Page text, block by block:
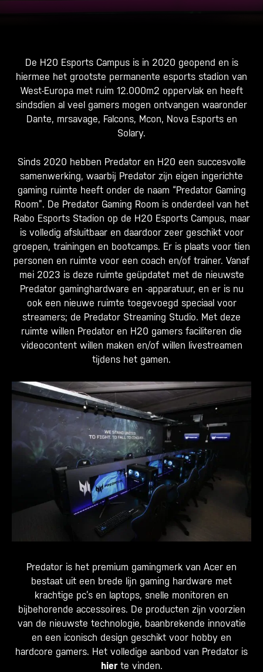
De H20 Esports Campus is in 2020 geopend en is
hiermee het grootste permanente esports stadion van
West-Europa met ruim 12.000m2 oppervlak en heeft
sindsdien al veel gamers mogen ontvangen waaronder
Dante, mrsavage, Falcons, Mcon, Nova Esports en
Solary.
Sinds 2020 hebben Predator en H20 een succesvolle
samenwerking, waarbij Predator zijn eigen ingerichte
gaming ruimte heeft onder de naam “Predator Gaming
Room”. De Predator Gaming Room is onderdeel van het
Rabo Esports Stadion op de H20 Esports Campus, maar
is volledig afsluitbaar en daardoor zeer geschikt voor
groepen, trainingen en bootcamps. Er is plaats voor tien
personen en ruimte voor een coach en/of trainer. Vanaf
mei 2023 is deze ruimte geüpdatet met de nieuwste
Predator gaminghardware en -apparatuur, en er is nu
ook een nieuwe ruimte toegevoegd speciaal voor
streamers; de Predator Streaming Studio. Met deze
ruimte willen Predator en H20 gamers faciliteren die
videocontent willen maken en/of willen livestreamen
tijdens het gamen.
Predator is het premium gamingmerk van Acer en
bestaat uit een brede lijn gaming hardware met
krachtige pc’s en laptops, snelle monitoren en
bijbehorende accessoires. De producten zijn voorzien
van de nieuwste technologie, baanbrekende innovatie
en een iconisch design geschikt voor hobby en
hardcore gamers. Het volledige aanbod van Predator is
hierte vinden.